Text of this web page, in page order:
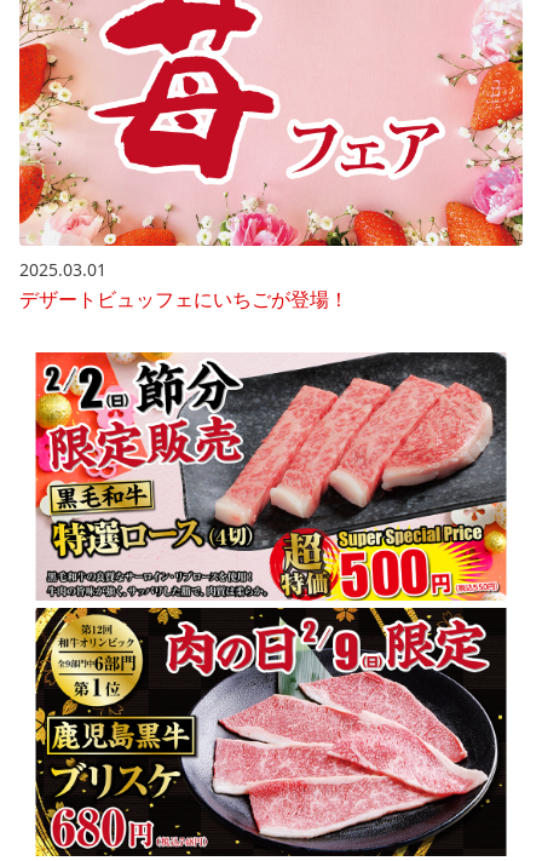
2025.03.01
デザートビュッフェにいちごが登場！